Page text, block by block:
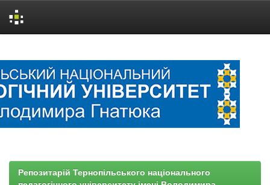
Репозитарій Тернопільського національного